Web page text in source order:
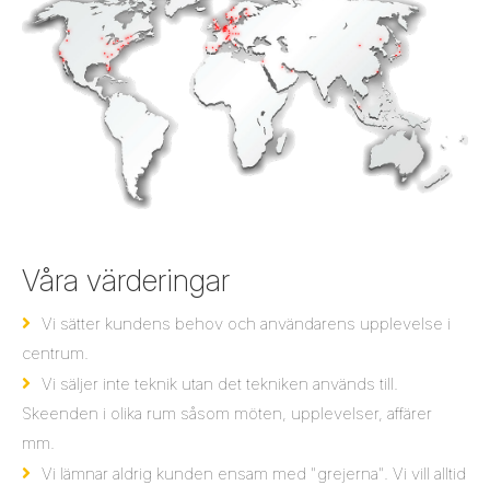
Våra värderingar
Vi sätter kundens behov och användarens upplevelse i
centrum.
Vi säljer inte teknik utan det tekniken används till.
Skeenden i olika rum såsom möten, upplevelser, affärer
mm.
Vi lämnar aldrig kunden ensam med "grejerna". Vi vill alltid